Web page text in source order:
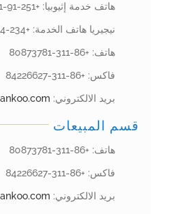
هاتف خدمة إثيوبيا: +251-91-1490531
نيجيريا هاتف الخدمة: +234-904-6360581
هاتف: +86-311-80873781
فاكس: +86-311-84226627
بريد الالكتروني:
قسم المبيعات
هاتف: +86-311-80873781
فاكس: +86-311-84226627
بريد الالكتروني: